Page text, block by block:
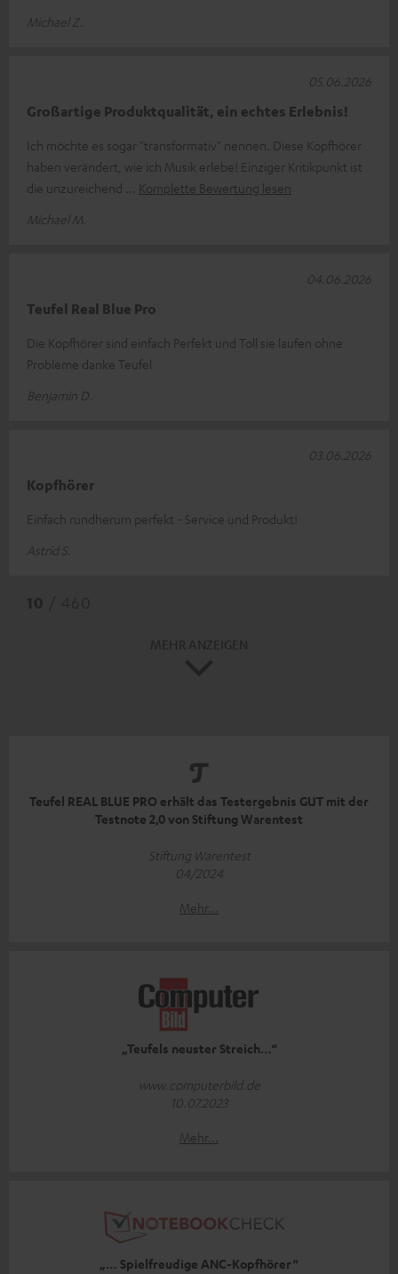
Michael Z.
Großartige Produktqualität, ein echtes Erlebnis!
Ich möchte es sogar "transformativ" nennen. Diese Kopfhörer
haben verändert, wie ich Musik erlebe! Einziger Kritikpunkt ist
die unzureichend
Komplette Bewertung lesen
Michael M.
05.06.2026
Teufel Real Blue Pro
Die Kopfhörer sind einfach Perfekt und Toll sie laufen ohne
Probleme danke Teufel
Benjamin D.
04.06.2026
Kopfhörer
Einfach rundherum perfekt - Service und Produkt!
Astrid S.
03.06.2026
Teufel REAL BLUE PRO erhält das Testergebnis GUT mit der
Testnote 2,0 von Stiftung Warentest
Stiftung Warentest
04/2024
Mehr...
„Teufels neuster Streich…“
www.computerbild.de
10.07.2023
Mehr...
„… Spielfreudige ANC-Kopfhörer“